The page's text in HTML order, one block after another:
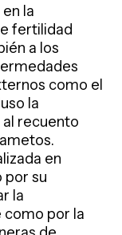
la
fertilidad
a los
como el
la
recuento
en
por su
la
por la